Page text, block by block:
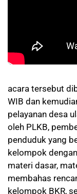
acara tersebut
WIB dan
pelayanan desa
oleh PLKB,
penduduk yang
kelompok
materi dasar,
membahas
kelompok BKR,